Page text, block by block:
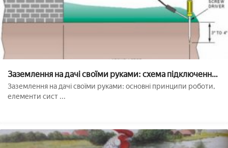
Заземлення на дачі своїми руками: схема підключення,
набір для заземлення
Заземлення на дачі своїми руками: основні принципи роботи,
елементи сист ...